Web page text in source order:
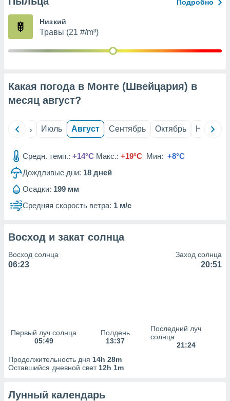
из
рекламы
сведения
Подробно
Низкий
Травы (21 #/m³)
Какая погода в Монте (Швейцария) в
месяц август?
Июнь Июль Август Сентябрь Октябрь Ноябрь
Средн. темп.: +14°C Макс.: +19°C Мин: +8°C
Дождливые дни: 18 дней
Осадки: 199 мм
Средняя скорость ветра: 1 м/с
Восход и закат солнца
Восход солнца
06:23
Заход солнца
20:51
Первый луч солнца
05:49
Полдень
13:37
Последний луч
солнца
21:24
Продолжительность дня 14h 28m
Оставшийся дневной свет 12h 1m
Лунный календарь